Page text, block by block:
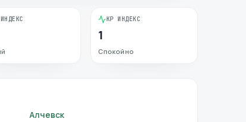
KP ИНДЕКС
1
Спокойно
Алчевск